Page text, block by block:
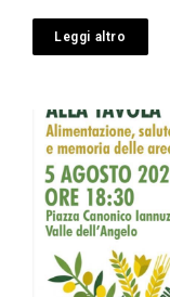
Leggi altro